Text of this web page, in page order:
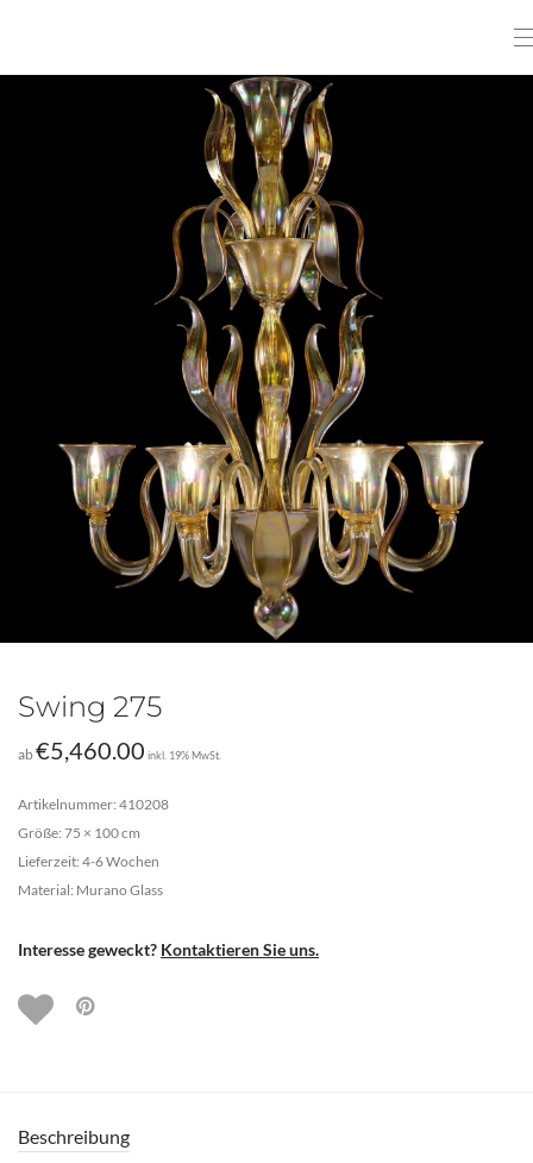
Swing 275
ab€5,460.00 inkl. 19% MwSt.
Artikelnummer: 410208
Größe: 75 × 100 cm
Lieferzeit: 4-6 Wochen
Material: Murano Glass
Interesse geweckt? Kontaktieren Sie uns.
Beschreibung